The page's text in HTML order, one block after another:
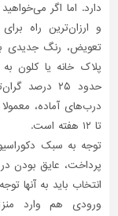
دارد. اما اگر
و ارزان‌ترین راه
تعویض، رنگ جدیدی به
پلاک خانه یا کلون
حدود ۲۵
تا ۱۲ هفته است.
توجه به سبک
پرداخت، عایق بودن
انتخاب باید به آنها
ورودی هم وارد